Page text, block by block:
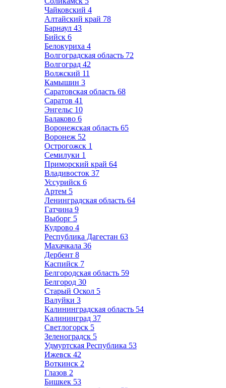
Чайковский 4
Алтайский край 78
Барнаул 43
Бийск 6
Белокуриха 4
Волгоградская область 72
Волгоград 42
Волжский 11
Камышин 3
Саратовская область 68
Саратов 41
Энгельс 10
Балаково 6
Воронежская область 65
Воронеж 52
Острогожск 1
Семилуки 1
Приморский край 64
Владивосток 37
Уссурийск 6
Артем 5
Ленинградская область 64
Гатчина 9
Выборг 5
Кудрово 4
Республика Дагестан 63
Махачкала 36
Дербент 8
Каспийск 7
Белгородская область 59
Белгород 30
Старый Оскол 5
Валуйки 3
Калининградская область 54
Калининград 37
Светлогорск 5
Зеленоградск 5
Удмуртская Республика 53
Ижевск 42
Воткинск 2
Глазов 2
Бишкек 53